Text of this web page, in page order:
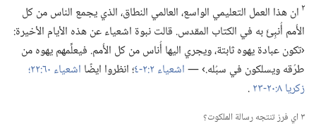
٢ ان هذا العمل التعليمي الواسع،‏ العالمي النطاق،‏ الذي يجمع الناس من كل
الأُمم أُنبِئَ به في الكتاب المقدس.‏ قالت نبوة اشعياء عن هذه الأيام الأخيرة:‏
‹تكون عبادة يهوه ثابتة،‏ ويجري اليها أُناس من كل الأُمم.‏ فيعلِّمهم يهوه من
طرُقه ويسلكون في سبُله.‏› —‏اشعياء ٢:‏​٢-‏٤ ‏؛‏ انظروا ايضًا اشعياء ٦٠:‏٢٢؛‏
زكريا ٨:‏​٢٠-‏٢٣
.‏
٣ اي فرز تنتجه رسالة الملكوت؟‏